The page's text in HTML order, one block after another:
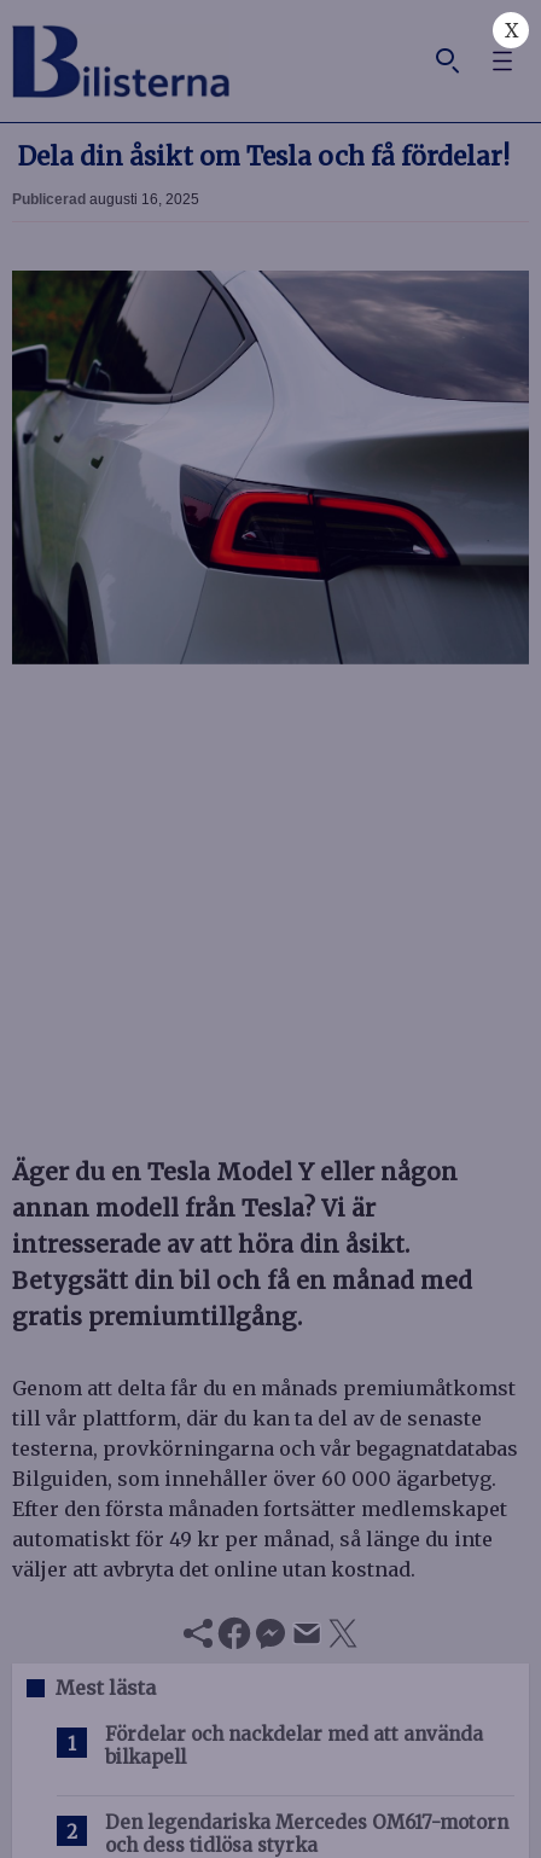
X
Dela din åsikt om Tesla och få fördelar!
Publicerad augusti 16, 2025
Äger du en Tesla Model Y eller någon
annan modell från Tesla? Vi är
intresserade av att höra din åsikt.
Betygsätt din bil och få en månad med
gratis premiumtillgång.
Genom att delta får du en månads premiumåtkomst
till vår plattform, där du kan ta del av de senaste
testerna, provkörningarna och vår begagnatdatabas
Bilguiden, som innehåller över 60 000 ägarbetyg.
Efter den första månaden fortsätter medlemskapet
automatiskt för 49 kr per månad, så länge du inte
väljer att avbryta det online utan kostnad.
Mest lästa
Fördelar och nackdelar med att använda
bilkapell
Den legendariska Mercedes OM617-motorn
och dess tidlösa styrka